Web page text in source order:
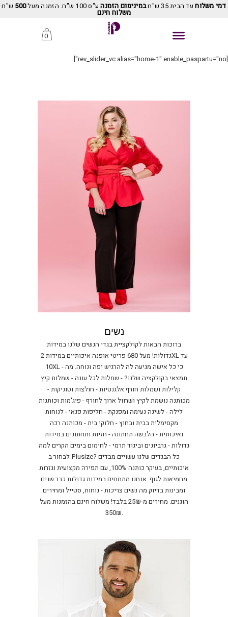
דמי משלוחעד הבית 35 ש"ח במינימום הזמנהע"ס 100 ש"ח. הזמנה מעל 500 ש"ח
משלוח חינם
0
[rev_slider_vc alias="home-1" enable_paspartu="no"]
נשים
ברוכות הבאות לקולקציית בגדי הנשים שלנו במידות
גדולות! מעל 680 פריטי אופנה איכותיים במידות 2XL עד
10XL - כי כל אישה מגיעה לה להרגיש יפה ונוחה. מה
תמצאי בקולקציה שלנו? - שמלות לכל עונה - שמלות קיץ
קלילות ושמלות חורף אלגנטיות - חולצות וטוניקות -
מכותנה נושמת לקיץ ושרוול ארוך לחורף - פיג'מות וכותנות
לילה - לשינה נעימה ומפנקת - חליפות פנאי - לנוחות
מקסימלית בבית ובחוץ - חלוקי בית - מכותנה רכה
ואיכותית - הלבשה תחתונה - חזיות ותחתונים במידות
גדולות - גרביונים וביגוד תרמי - לחימום בימים הקרים למה
לבחור ב-Plusize? כל הבגדים שלנו עשויים מבדים
איכותיים, בעיקר כותנה 100%, עם תפירה מקצועית וגזרות
מחמיאות לגוף. אנחנו מתמחים במידות גדולות כבר שנים
ומבינות בדיוק מה נשים צריכות - נוחות, סטייל ומחירים
הוגנים. מחירים מ-25₪ בלבד! משלוח חינם בהזמנות מעל
350₪.